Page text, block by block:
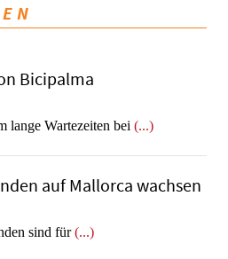
Bicipalma
lange Wartezeiten bei (...)
auf Mallorca wachsen
sind für(...)